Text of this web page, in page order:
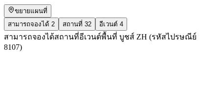
ขยายแผนที่
สามารถจองได้ 2 สถานที่ 32 อีเวนต์ 4
สามารถจองได้สถานที่อีเวนต์พื้นที่ บูชส์ ZH (รหัสไปรษณีย์
8107)